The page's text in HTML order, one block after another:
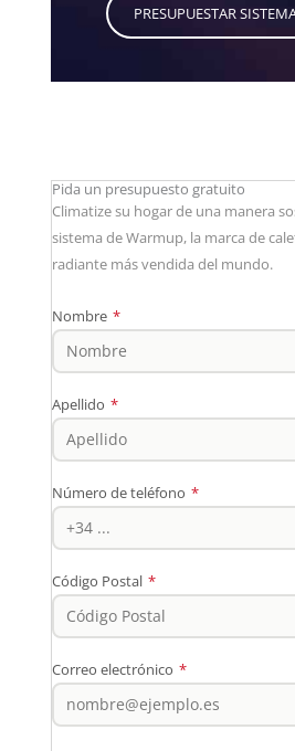
PRESUPUESTAR
Pida un presupuesto gratuito
Climatize su hogar de una manera
sistema de Warmup, la marca de
radiante más vendida del mundo.
Nombre *
Apellido *
Número de teléfono *
Código Postal *
Correo electrónico *